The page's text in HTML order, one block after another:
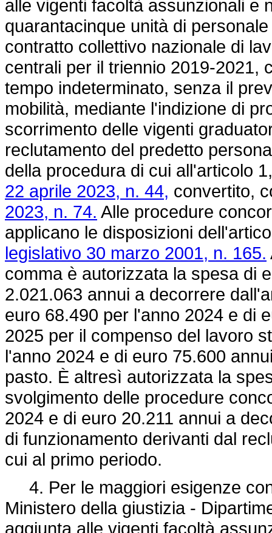
alle vigenti facoltà assunzionali e
quarantacinque unità di
contratto collettivo nazionale di
centrali per il triennio 2019-2021,
tempo indeterminato, senza il
mobilità, mediante l'indizione di
scorrimento delle vigenti
reclutamento del predetto
della procedura di cui all'articolo
22 aprile 2023, n. 44, convertito,
2023, n. 74. Alle procedure
applicano le disposizioni
legislativo 30 marzo 2001, n. 165.
comma è autorizzata la spesa di
2.021.063 annui a decorrere
euro 68.490 per l'anno 2024 e di
2025 per il compenso del lavoro
l'anno 2024 e di euro 75.600
pasto. È altresì autorizzata la
svolgimento delle procedure
2024 e di euro 20.211 annui a
di funzionamento derivanti dal
cui al primo periodo.
4. Per le maggiori esigenze
Ministero della giustizia -
aggiunta alle vigenti facoltà